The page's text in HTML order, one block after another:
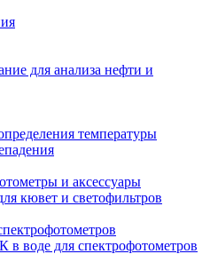
для анализа нефти и
температуры
и аксессуары
кювет и светофильтров
воде для спектрофотометров